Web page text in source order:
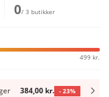
0/ 3 butikker
499 kr.
384,00 kr. - 23%